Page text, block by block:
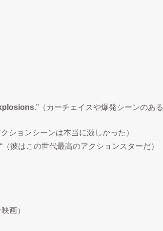
.”（カーチェイスや爆発シーンのある
クションシーンは本当に激しかった）
“（彼はこの世代最高のアクションスターだ）
画）